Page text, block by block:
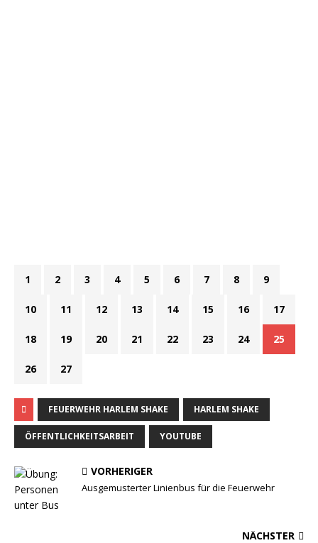
1 2 3 4 5 6 7 8 9
10 11 12 13 14 15 16 17
18 19 20 21 22 23 24 25
26 27
FEUERWEHR HARLEM SHAKE HARLEM SHAKE
ÖFFENTLICHKEITSARBEIT YOUTUBE
VORHERIGER
Ausgemusterter Linienbus für die Feuerwehr
NÄCHSTER